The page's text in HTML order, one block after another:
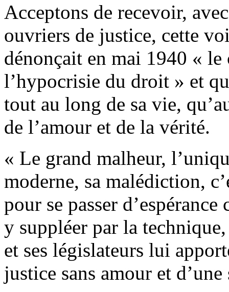
Acceptons de recevoir,
ouvriers de justice, cette
dénonçait en mai 1940 «
l’hypocrisie du droit » et
tout au long de sa vie,
de l’amour et de la vérité.
« Le grand malheur,
moderne, sa malédiction,
pour se passer
y suppléer par la
et ses législateurs lui
justice sans amour et